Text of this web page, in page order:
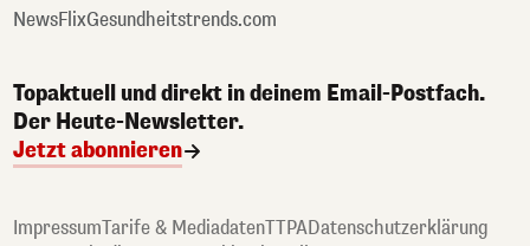
NewsFlixGesundheitstrends.com
Topaktuell und direkt in deinem Email-Postfach.
Der Heute-Newsletter.
Jetzt abonnieren
ImpressumTarife & MediadatenTTPADatenschutzerklärung